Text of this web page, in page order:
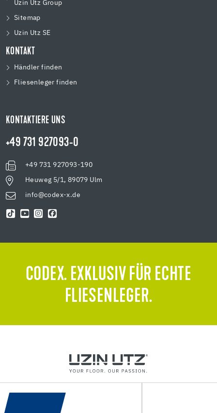
Uzin Utz Group
Sitemap
Uzin Utz SE
KONTAKT
Händler finden
Fliesenleger finden
KONTAKTIERE UNS
+49 731 927093-0
+49 731 927093-190
Heuweg 5/1, 89079 Ulm
info@codex-x.de
CODEX. EXKLUSIV FÜR ECHTE
FLIESENLEGER.